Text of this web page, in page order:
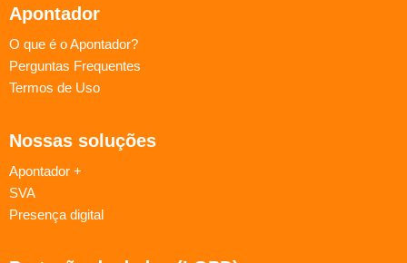
Apontador
O que é o Apontador?
Perguntas Frequentes
Termos de Uso
Nossas soluções
Apontador +
SVA
Presença digital